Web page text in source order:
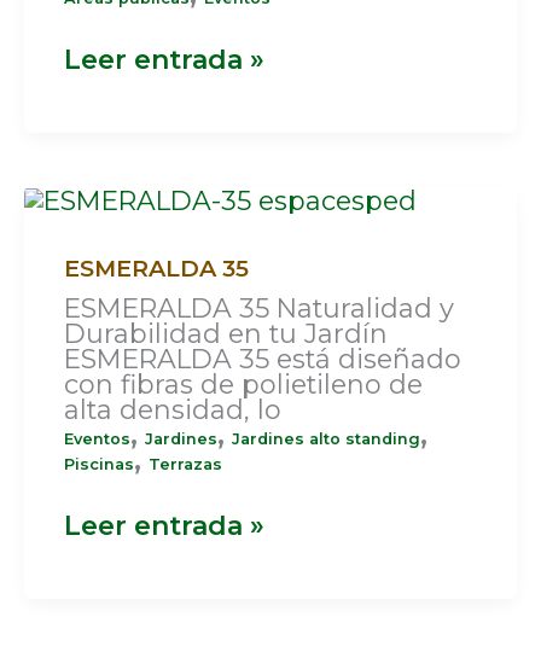
Leer entrada »
ESMERALDA 35
ESMERALDA 35 Naturalidad y
Durabilidad en tu Jardín
ESMERALDA 35 está diseñado
con fibras de polietileno de
alta densidad, lo
Eventos, Jardines, Jardines alto standing,
Piscinas, Terrazas
ESMERALDA
Leer entrada »